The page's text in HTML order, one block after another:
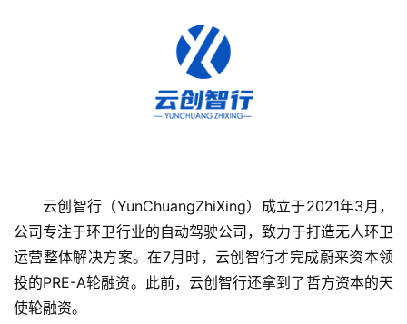
融
资
报
云创智行（YunChuangZhiXing）成立于2021年3月，
公司专注于环卫行业的自动驾驶公司，致力于打造无人环卫
运营整体解决方案。在7月时，云创智行才完成蔚来资本领
投的PRE-A轮融资。此前，云创智行还拿到了哲方资本的天
使轮融资。